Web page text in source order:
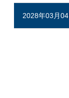
2028年03月04